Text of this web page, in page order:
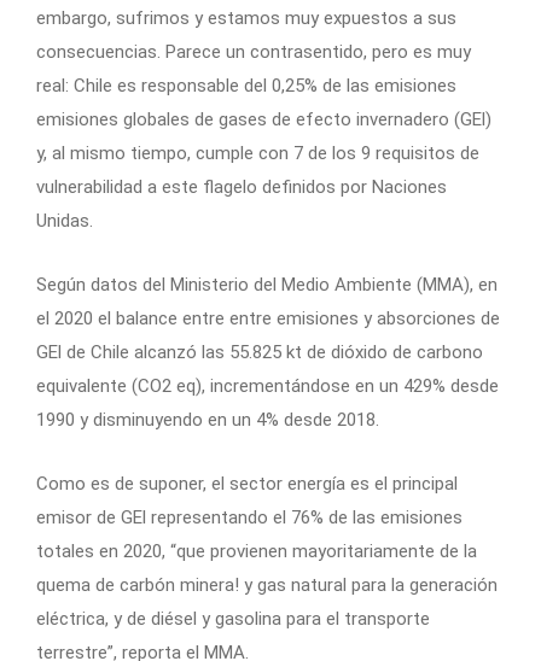
embargo, sufrimos y estamos muy expuestos a sus
consecuencias. Parece un contrasentido, pero es muy
real: Chile es responsable del 0,25% de las emisiones
emisiones globales de gases de efecto invernadero (GEl)
y, al mismo tiempo, cumple con 7 de los 9 requisitos de
vulnerabilidad a este flagelo definidos por Naciones
Unidas.
Según datos del Ministerio del Medio Ambiente (MMA), en
el 2020 el balance entre entre emisiones y absorciones de
GEl de Chile alcanzó las 55.825 kt de dióxido de carbono
equivalente (CO2 eq), incrementándose en un 429% desde
1990 y disminuyendo en un 4% desde 2018.
Como es de suponer, el sector energía es el principal
emisor de GEl representando el 76% de las emisiones
totales en 2020, “que provienen mayoritariamente de la
quema de carbón minera! y gas natural para la generación
eléctrica, y de diésel y gasolina para el transporte
terrestre”, reporta el MMA.